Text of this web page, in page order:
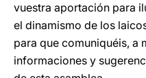
vuestra aportación para
el dinamismo de los
para que comuniquéis, a
informaciones y